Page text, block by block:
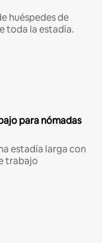
huéspedes de
toda la estadía.
para nómadas
estadía larga con
trabajo